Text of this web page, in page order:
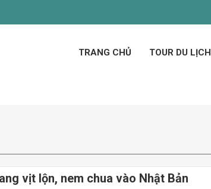
TRANG CHỦ TOUR DU LỊCH
vịt lộn, nem chua vào Nhật Bản